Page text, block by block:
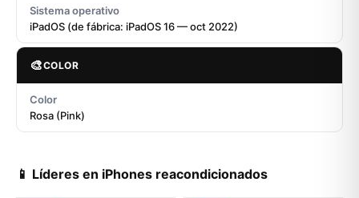
Sistema operativo
iPadOS (de fábrica: iPadOS 16 — oct 2022)
🎨COLOR
Color
Rosa (Pink)
📱 Líderes en iPhones reacondicionados